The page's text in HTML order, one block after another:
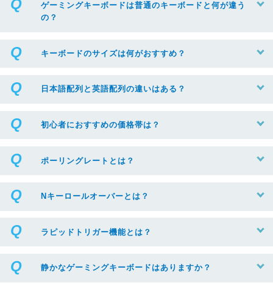
ゲーミングキーボードは普通のキーボードと何が違う
の？
キーボードのサイズは何がおすすめ？
日本語配列と英語配列の違いはある？
初心者におすすめの価格帯は？
ポーリングレートとは？
Nキーロールオーバーとは？
ラピッドトリガー機能とは？
静かなゲーミングキーボードはありますか？